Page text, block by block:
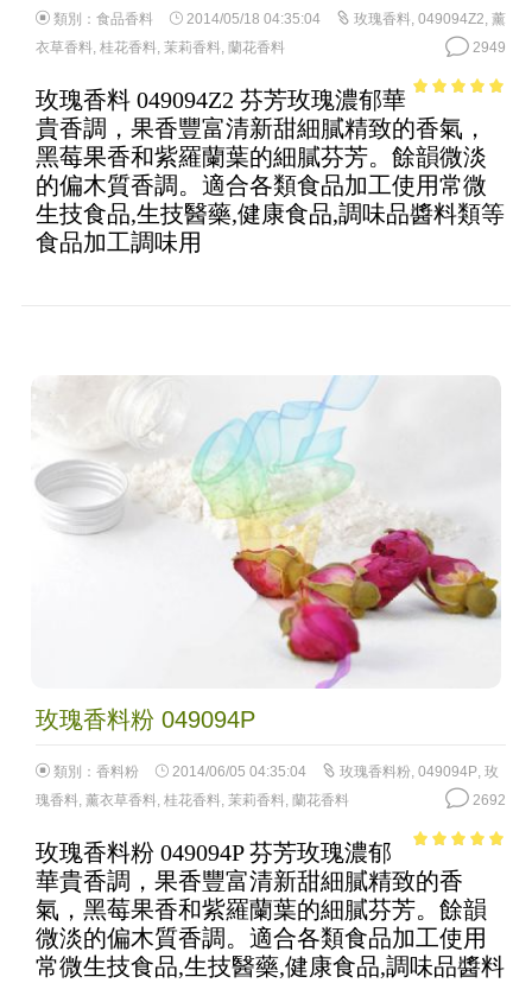
類別： 食品香料 2014/05/18 04:35:04 玫瑰香料, 049094Z2, 薰
衣草香料, 桂花香料, 茉莉香料, 蘭花香料 2949
5
玫瑰香料 049094Z2 芬芳玫瑰濃郁華
貴香調，果香豐富清新甜細膩精致的香氣，
黑莓果香和紫羅蘭葉的細膩芬芳。餘韻微淡
的偏木質香調。適合各類食品加工使用常微
生技食品,生技醫藥,健康食品,調味品醬料類等
食品加工調味用
玫瑰香料粉 049094P
類別： 香料粉 2014/06/05 04:35:04 玫瑰香料粉, 049094P, 玫
瑰香料 薰衣草香料 桂花香料 茉莉香料 蘭花香料 2692
5
玫瑰香料粉 049094P 芬芳玫瑰濃郁
華貴香調，果香豐富清新甜細膩精致的香
氣，黑莓果香和紫羅蘭葉的細膩芬芳。餘韻
微淡的偏木質香調。適合各類食品加工使用
常微生技食品,生技醫藥,健康食品,調味品醬料